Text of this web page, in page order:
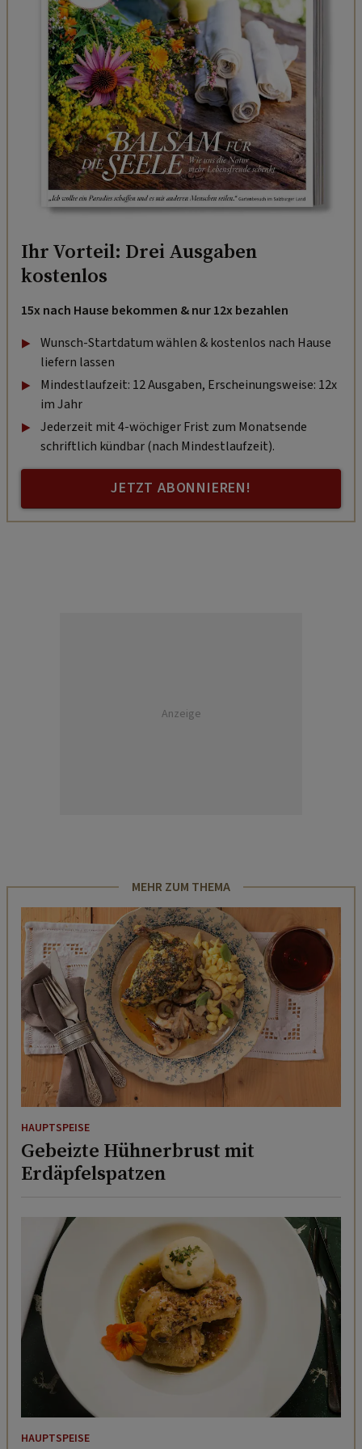
Ihr Vorteil: Drei Ausgaben
kostenlos
15x nach Hause bekommen & nur 12x bezahlen
Wunsch-Startdatum wählen & kostenlos nach Hause
liefern lassen
Mindestlaufzeit: 12 Ausgaben, Erscheinungsweise: 12x
im Jahr
Jederzeit mit 4-wöchiger Frist zum Monatsende
schriftlich kündbar (nach Mindestlaufzeit).
JETZT ABONNIEREN!
Anzeige
MEHR ZUM THEMA
HAUPTSPEISE
Gebeizte Hühnerbrust mit
Erdäpfelspatzen
HAUPTSPEISE